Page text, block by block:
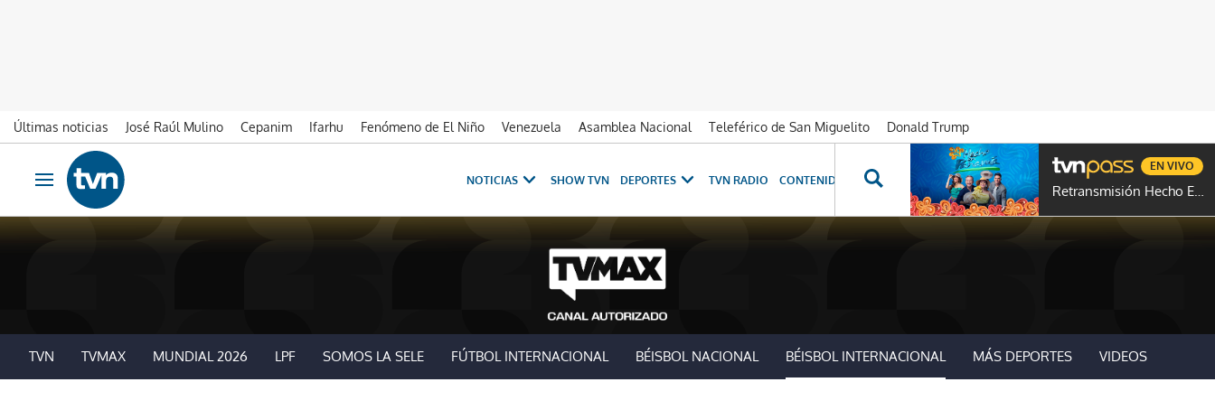
Últimas noticias José Raúl Mulino Cepanim Ifarhu Fenómeno de El Niño Venezuela Asamblea Nacional Teleférico de San Miguelito
Donald Trump
Ir al contenido
Obrir navegació
NOTICIAS SHOW TVN DEPORTES TVN RADIO CONTENIDOS ESPECIALES NOVELAS PROGRAMAS GENTE TVN
Retransmisión Hecho En Panamá
EN VIVO
TVN TVMAX MUNDIAL 2026 LPF SOMOS LA SELE FÚTBOL INTERNACIONAL BÉISBOL NACIONAL BÉISBOL INTERNACIONAL MÁS DEPORTES VIDEOS